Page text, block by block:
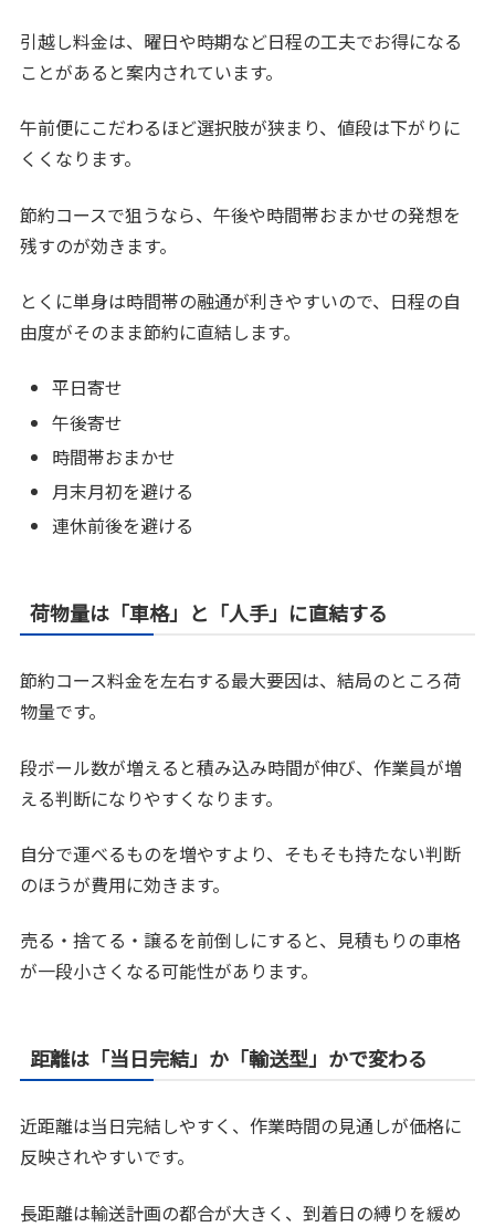
引越し料金は、曜日や時期など日程の工夫でお得になる
ことがあると案内されています。
午前便にこだわるほど選択肢が狭まり、値段は下がりに
くくなります。
節約コースで狙うなら、午後や時間帯おまかせの発想を
残すのが効きます。
とくに単身は時間帯の融通が利きやすいので、日程の自
由度がそのまま節約に直結します。
平日寄せ
午後寄せ
時間帯おまかせ
月末月初を避ける
連休前後を避ける
荷物量は「車格」と「人手」に直結する
節約コース料金を左右する最大要因は、結局のところ荷
物量です。
段ボール数が増えると積み込み時間が伸び、作業員が増
える判断になりやすくなります。
自分で運べるものを増やすより、そもそも持たない判断
のほうが費用に効きます。
売る・捨てる・譲るを前倒しにすると、見積もりの車格
が一段小さくなる可能性があります。
距離は「当日完結」か「輸送型」かで変わる
近距離は当日完結しやすく、作業時間の見通しが価格に
反映されやすいです。
長距離は輸送計画の都合が大きく、到着日の縛りを緩め